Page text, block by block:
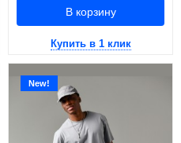
В корзину
Купить в 1 клик
New!